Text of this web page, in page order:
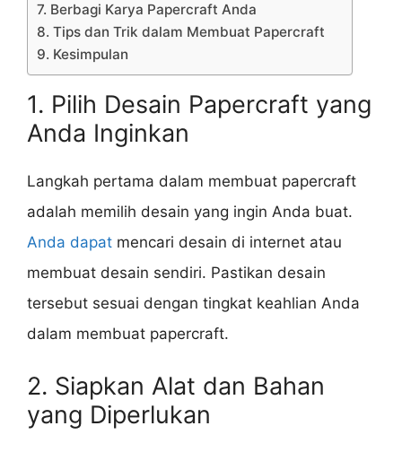
7. Berbagi Karya Papercraft Anda
8. Tips dan Trik dalam Membuat Papercraft
9. Kesimpulan
1. Pilih Desain Papercraft yang
Anda Inginkan
Langkah pertama dalam membuat papercraft
adalah memilih desain yang ingin Anda buat.
Anda dapat mencari desain di internet atau
membuat desain sendiri. Pastikan desain
tersebut sesuai dengan tingkat keahlian Anda
dalam membuat papercraft.
2. Siapkan Alat dan Bahan
yang Diperlukan